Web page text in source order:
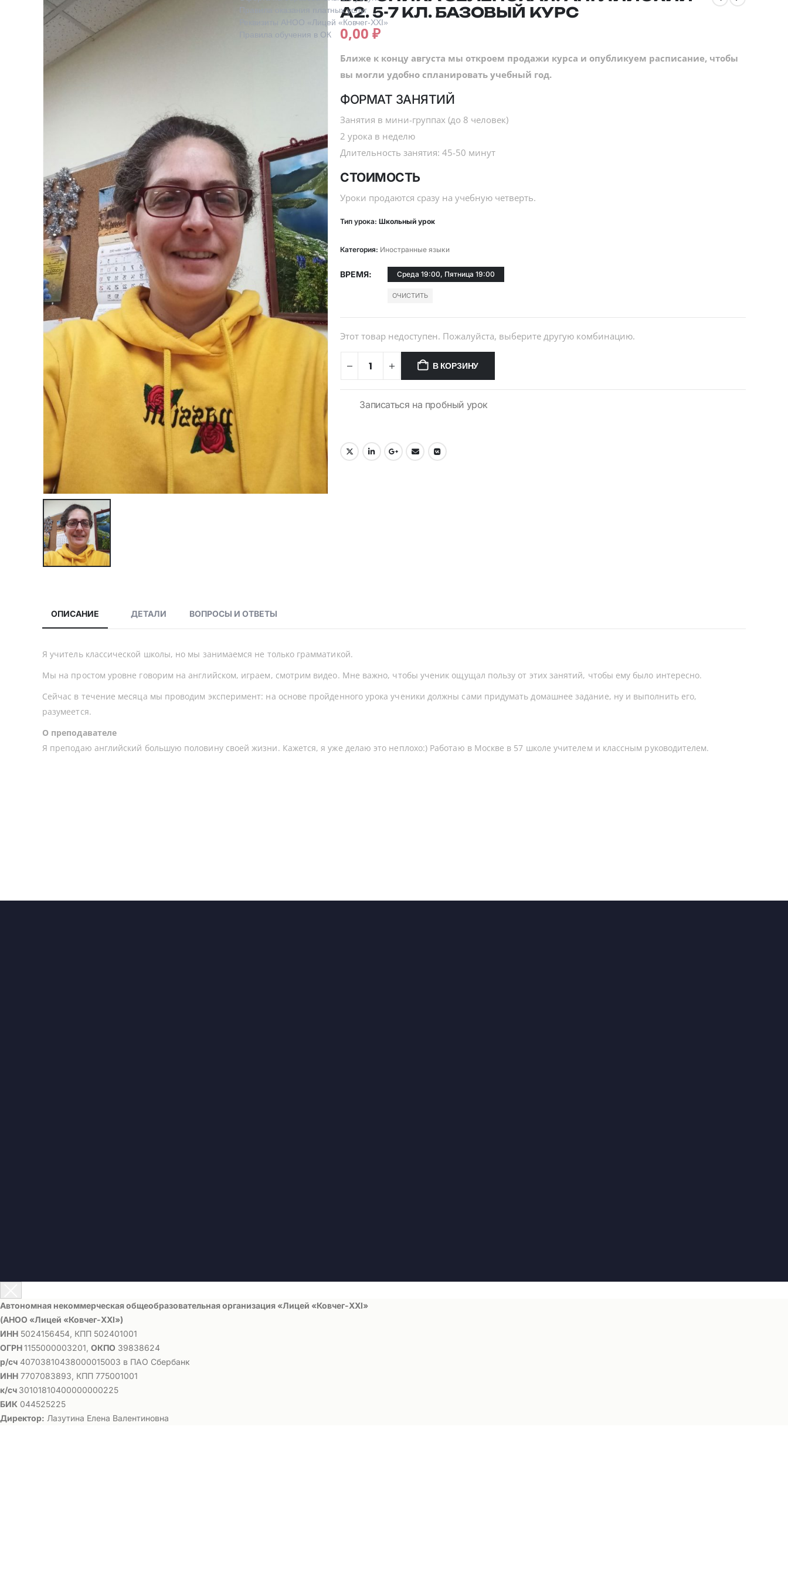
А2. 5-7 КЛ. БАЗОВЫЙ КУРС
0,00₽
Ближе к концу августа мы откроем продажи курса и опубликуем расписание, чтобы
вы могли удобно спланировать учебный год.
ФОРМАТ ЗАНЯТИЙ
Занятия в мини-группах (до 8 человек)
2 урока в неделю
Длительность занятия: 45-50 минут
СТОИМОСТЬ
Уроки продаются сразу на учебную четверть.
Тип урока:Школьный урок
Категория: Иностранные языки
ВРЕМЯ Среда 19:00, Пятница 19:00
ОЧИСТИТЬ
Этот товар недоступен. Пожалуйста, выберите другую комбинацию.
В КОРЗИНУ
Записаться на пробный урок
ОПИСАНИЕ ДЕТАЛИ ВОПРОСЫ И ОТВЕТЫ
Я учитель классической школы, но мы занимаемся не только грамматикой.
Мы на простом уровне говорим на английском, играем, смотрим видео. Мне важно, чтобы ученик ощущал пользу от этих занятий, чтобы ему было интересно.
Сейчас в течение месяца мы проводим эксперимент: на основе пройденного урока ученики должны сами придумать домашнее задание, ну и выполнить его,
разумеется.
О преподавателе
Я преподаю английский большую половину своей жизни. Кажется, я уже делаю это неплохо:) Работаю в Москве в 57 школе учителем и классным руководителем.
Правила оказания платных услуг
Реквизиты АНОО «Лицей «Ковчег-XXI»
Правила обучения в ОК
Автономная некоммерческая общеобразовательная организация «Лицей «Ковчег-ХХI»
(АНОО «Лицей «Ковчег-ХХI»)
ИНН 5024156454, КПП 502401001
ОГРН1155000003201, ОКПО 39838624
р/сч 40703810438000015003 в ПАО Сбербанк
ИНН 7707083893, КПП 775001001
к/сч 30101810400000000225
БИК 044525225
Директор: Лазутина Елена Валентиновна